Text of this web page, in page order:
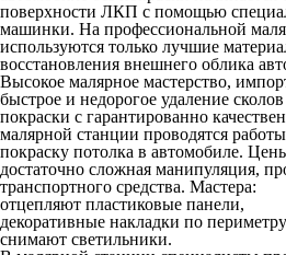
поверхности ЛКП с помощью
машинки. На профессиональной
используются только лучшие
восстановления внешнего облика
Высокое малярное мастерство,
быстрое и недорогое удаление
покраски с гарантированно
малярной станции проводятся
покраску потолка в автомобиле.
достаточно сложная манипуляция,
транспортного средства. Мастера:
отцепляют пластиковые панели,
декоративные накладки по
снимают светильники.